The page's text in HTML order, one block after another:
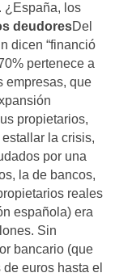
¿España, los
deudoresDel
dicen “financió
pertenece a
empresas, que
propietarios,
la crisis,
por una
la de bancos,
reales
española) era
Sin
bancario (que
euros hasta el